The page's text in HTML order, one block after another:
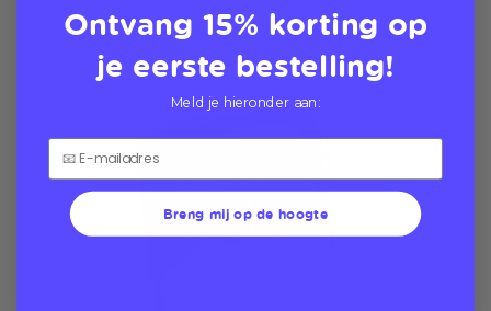
Ontvang 15% korting op
je eerste bestelling!
Meld je hieronder aan:
Breng mij op de hoogte